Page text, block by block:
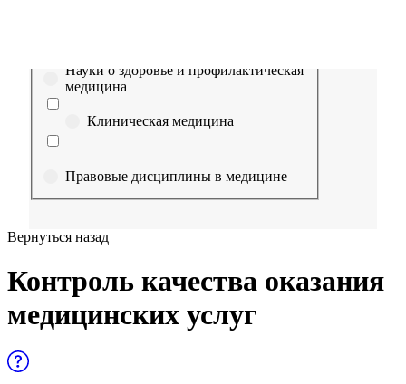
Науки о здоровье и профилактическая
медицина
Клиническая медицина
Правовые дисциплины в медицине
медицине
Вернуться назад
Контроль качества оказания
медицинских услуг